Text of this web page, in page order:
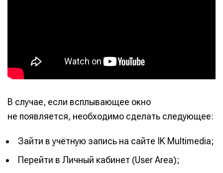
В случае, если всплывающее окно
не появляется, необходимо сделать следующее:
Зайти в учётную запись на сайте IK Multimedia;
Перейти в Личный кабинет (User Area);